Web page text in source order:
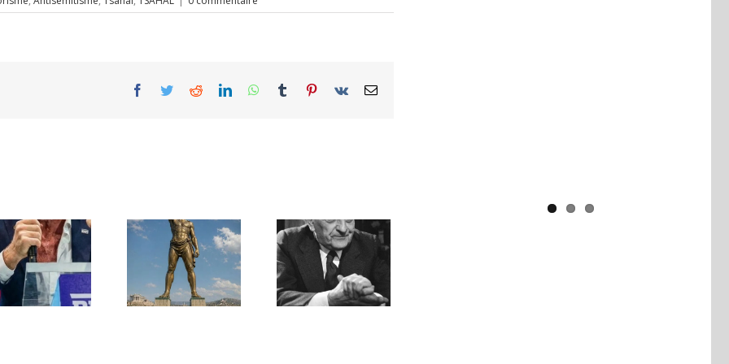
Facebook
TwitterRedditLinkedInWhatsApp
Tumblr Pinterest
Vk Email
Ile de Rhodes ;
un foyer juif
déserté
Une lettre
inédite de
Malraux sur
l’État d’Israël |
PAR « LA REGLE